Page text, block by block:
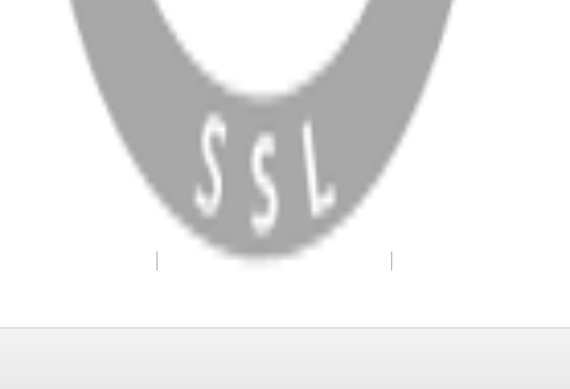
Facebook Instagram YouTube
Dükkan Hifi. Tüm Hakları Saklıdır
Kullanım Koşulları ve Gizlilik